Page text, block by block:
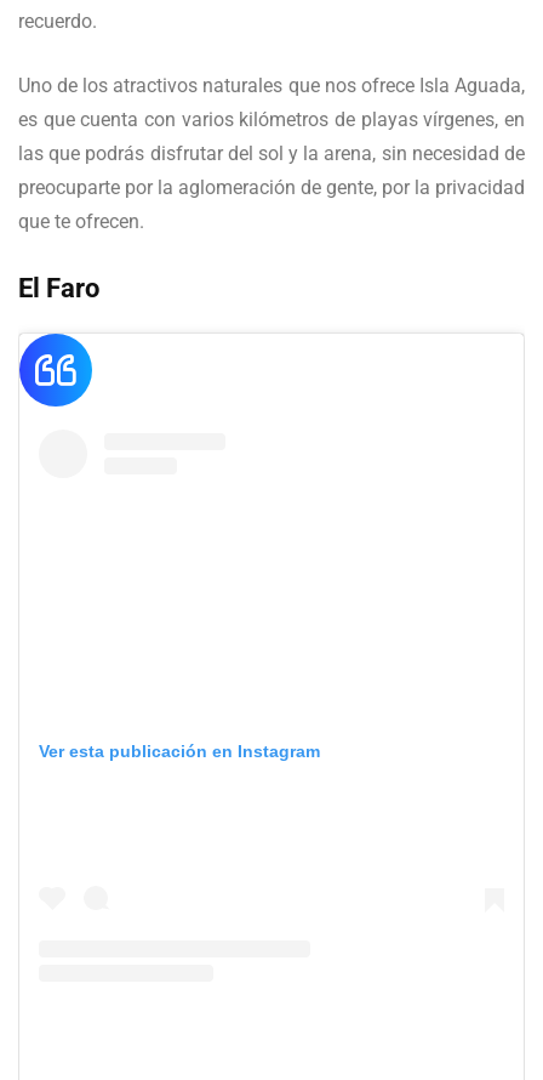
recuerdo.
Uno de los atractivos naturales que nos ofrece Isla Aguada,
es que cuenta con varios kilómetros de playas vírgenes, en
las que podrás disfrutar del sol y la arena, sin necesidad de
preocuparte por la aglomeración de gente, por la privacidad
que te ofrecen.
El Faro
Ver esta publicación en Instagram